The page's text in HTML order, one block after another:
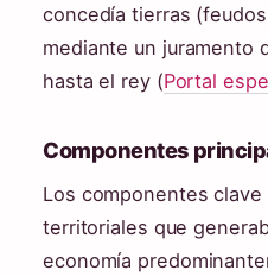
concedía tierras
mediante un juramento
hasta el rey (Portal
Componentes
Los componentes
territoriales que
economía